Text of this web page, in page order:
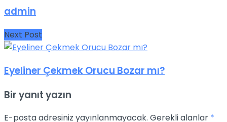
admin
Next Post
Eyeliner Çekmek Orucu Bozar mı?
Bir yanıt yazın
E-posta adresiniz yayınlanmayacak. Gerekli alanlar *